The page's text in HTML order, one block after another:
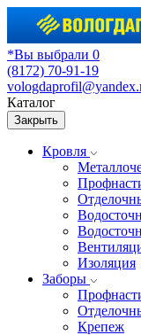
*Вы выбрали 0
(8172) 70-91-19
Каталог
Закрыть
Кровля
Изоляция
Заборы
Крепеж